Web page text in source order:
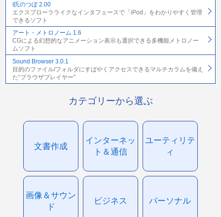
I氏のつぼ 2.00
エクスプローラライクなインタフェースで「iPod」をわかりやすく管理
できるソフト
アート・メトロノーム 1.6
CGによる幻想的なアニメーション表示も選択できる多機能メトロノー
ムソフト
Sound Browser 3.0.1
目的のファイル/フォルダにすばやくアクセスできるマルチカラムを備え
た“ブラウザプレイヤー”
カテゴリーから選ぶ
文書作成
インターネッ
ト＆通信
ユーティリテ
ィ
画像＆サウン
ド
ビジネス パーソナル